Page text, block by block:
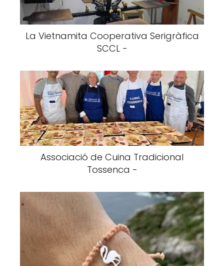
La Vietnamita Cooperativa Serigràfica
SCCL -
Associació de Cuina Tradicional
Tossenca -